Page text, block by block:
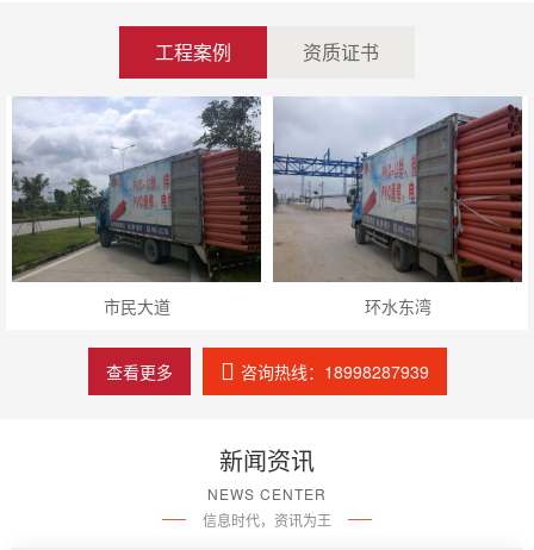
工程案例 资质证书
市民大道 环水东湾
查看更多 咨询热线：18998287939
新闻资讯
NEWS CENTER
信息时代，资讯为王